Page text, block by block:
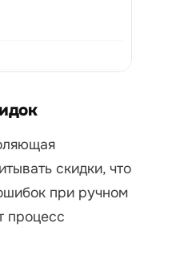
скидки, что
при ручном
процесс